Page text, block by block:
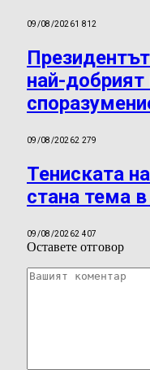
09/08/20261 812
най-
09/08/20262 279
Тениската
стана тема
09/08/20262 407
Оставете отговор